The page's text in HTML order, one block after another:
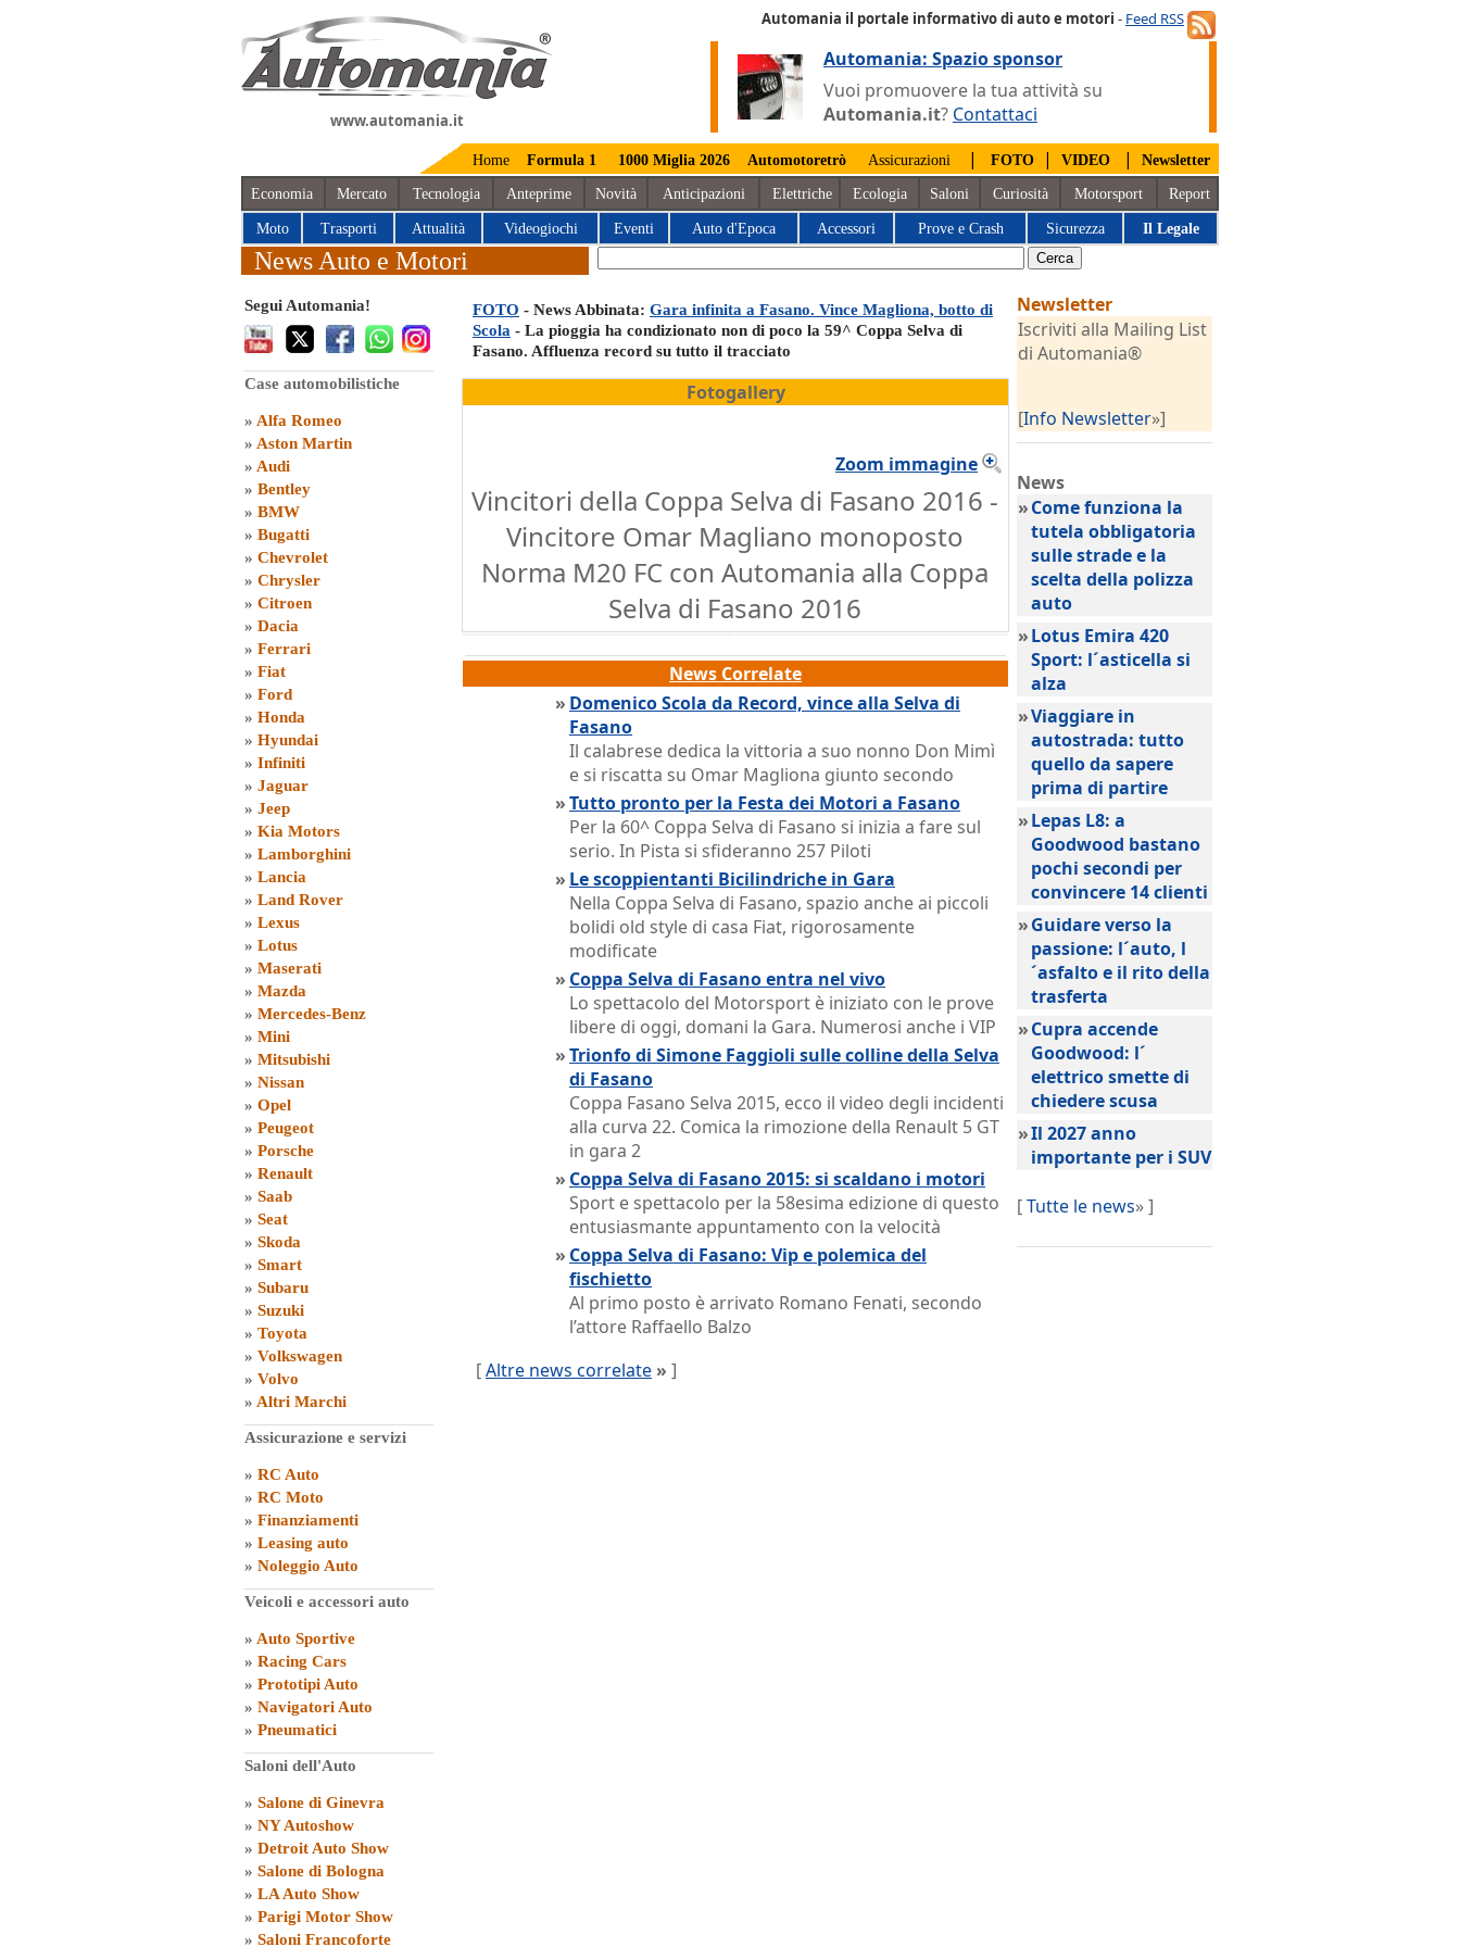
www.automania.it
Automania il portale informativo di auto e motori - Feed RSS
Automania: Spazio sponsor
Vuoi promuovere la tua attività su
Automania.it? Contattaci
Home Formula 1 1000 Miglia 2026 Automotoretrò Assicurazioni | FOTO | VIDEO | Newsletter
Economia Mercato Tecnologia Anteprime Novità Anticipazioni Elettriche Ecologia Saloni Curiosità Motorsport Report
Moto Trasporti Attualità Videogiochi Eventi Auto d'Epoca Accessori Prove e Crash Sicurezza Il Legale
News Auto e Motori
Segui Automania!
Case automobilistiche
» Alfa Romeo
» Aston Martin
» Audi
» Bentley
» BMW
» Bugatti
» Chevrolet
» Chrysler
» Citroen
» Dacia
» Ferrari
» Fiat
» Ford
» Honda
» Hyundai
» Infiniti
» Jaguar
» Jeep
» Kia Motors
» Lamborghini
» Lancia
» Land Rover
» Lexus
» Lotus
» Maserati
» Mazda
» Mercedes-Benz
» Mini
» Mitsubishi
» Nissan
» Opel
» Peugeot
» Porsche
» Renault
» Saab
» Seat
» Skoda
» Smart
» Subaru
» Suzuki
» Toyota
» Volkswagen
» Volvo
» Altri Marchi
Assicurazione e servizi
» RC Auto
» RC Moto
» Finanziamenti
» Leasing auto
» Noleggio Auto
Veicoli e accessori auto
» Auto Sportive
» Racing Cars
» Prototipi Auto
» Navigatori Auto
» Pneumatici
Saloni dell'Auto
» Salone di Ginevra
» NY Autoshow
» Detroit Auto Show
» Salone di Bologna
» LA Auto Show
» Parigi Motor Show
» Saloni Francoforte
FOTO - News Abbinata: Gara infinita a Fasano. Vince Magliona, botto di
Scola - La pioggia ha condizionato non di poco la 59^ Coppa Selva di
Fasano. Affluenza record su tutto il tracciato
Fotogallery
Zoom immagine
Vincitori della Coppa Selva di Fasano 2016 -
Vincitore Omar Magliano monoposto
Norma M20 FC con Automania alla Coppa
Selva di Fasano 2016
News Correlate
» Domenico Scola da Record, vince alla Selva di
Fasano
Il calabrese dedica la vittoria a suo nonno Don Mimì
e si riscatta su Omar Magliona giunto secondo
»Tutto pronto per la Festa dei Motori a Fasano
Per la 60^ Coppa Selva di Fasano si inizia a fare sul
serio. In Pista si sfideranno 257 Piloti
» Le scoppientanti Bicilindriche in Gara
Nella Coppa Selva di Fasano, spazio anche ai piccoli
bolidi old style di casa Fiat, rigorosamente
modificate
» Coppa Selva di Fasano entra nel vivo
Lo spettacolo del Motorsport è iniziato con le prove
libere di oggi, domani la Gara. Numerosi anche i VIP
»Trionfo di Simone Faggioli sulle colline della Selva
di Fasano
Coppa Fasano Selva 2015, ecco il video degli incidenti
alla curva 22. Comica la rimozione della Renault 5 GT
in gara 2
» Coppa Selva di Fasano 2015: si scaldano i motori
Sport e spettacolo per la 58esima edizione di questo
entusiasmante appuntamento con la velocità
» Coppa Selva di Fasano: Vip e polemica del
fischietto
Al primo posto è arrivato Romano Fenati, secondo
l’attore Raffaello Balzo
[Altre news correlate » ]
Newsletter
Iscriviti alla Mailing List
di Automania®
[Info Newsletter»]
News
»Come funziona la
tutela obbligatoria
sulle strade e la
scelta della polizza
auto
»Lotus Emira 420
Sport: l´asticella si
alza
»Viaggiare in
autostrada: tutto
quello da sapere
prima di partire
»Lepas L8: a
Goodwood bastano
pochi secondi per
convincere 14 clienti
»Guidare verso la
passione: l´auto, l
´asfalto e il rito della
trasferta
»Cupra accende
Goodwood: l´
elettrico smette di
chiedere scusa
»Il 2027 anno
importante per i SUV
[Tutte le news» ]